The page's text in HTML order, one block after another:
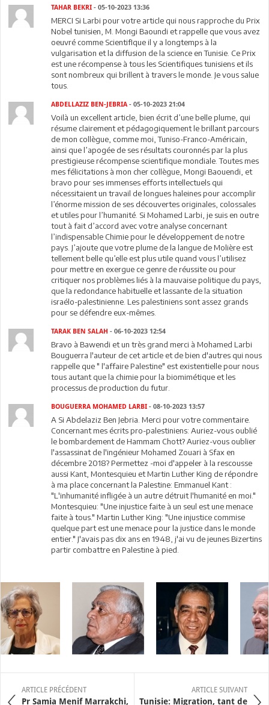
TAHAR BEKRI - 05-10-2023 13:36
MERCI Si Larbi pour votre article qui nous rapproche du Prix
Nobel tunisien, M. Mongi Baoundi et rappelle que vous avez
oeuvré comme ScientifIque il y a longtemps à la
vulgarisation et la diffusion de la science en Tunisie. Ce Prix
est une récompense à tous les Scientifiques tunisiens et ils
sont nombreux qui brillent à travers le monde. Je vous salue
tous.
ABDELLAZIZ BEN-JEBRIA - 05-10-2023 21:04
Voilà un excellent article, bien écrit d’une belle plume, qui
résume clairement et pédagogiquement le brillant parcours
de mon collègue, comme moi, Tuniso-Franco-Américain,
ainsi que l’apogée de ses résultats couronnés par la plus
prestigieuse récompense scientifique mondiale. Toutes mes
mes félicitations à mon cher collègue, Mongi Baouendi, et
bravo pour ses immenses efforts intellectuels qui
nécessitaient un travail de longues haleines pour accomplir
l’énorme mission de ses découvertes originales, colossales
et utiles pour l’humanité. Si Mohamed Larbi, je suis en outre
tout à fait d’accord avec votre analyse concernant
l’indispensable Chimie pour le développement de notre
pays. J’ajoute que votre plume de la langue de Molière est
tellement belle qu’elle est plus utile quand vous l’utilisez
pour mettre en exergue ce genre de réussite ou pour
critiquer nos problèmes liés à la mauvaise politique du pays,
que la redondance habituelle et lassante de la situation
israélo-palestinienne. Les palestiniens sont assez grands
pour se défendre eux-mêmes.
TARAK BEN SALAH - 06-10-2023 12:54
Bravo à Bawendi et un très grand merci à Mohamed Larbi
Bouguerra l'auteur de cet article et de bien d'autres qui nous
rappelle que " l'affaire Palestine" est existentielle pour nous
tous autant que la chimie pour la biomimétique et les
processus de production du futur.
BOUGUERRA MOHAMED LARBI - 08-10-2023 13:57
A Si Abdelaziz Ben Jebria. Merci pour votre commentaire.
Concernant mes écrits pro-palestiniens: Auriez-vous oublié
le bombardement de Hammam Chott? Auriez-vous oublier
l'assassinat de l'ingénieur Mohamed Zouari à Sfax en
décembre 2018? Permettez -moi d'appeler à la rescousse
aussi Kant, Montesquieu et Martin Luther King de répondre
à ma place concernant la Palestine: Emmanuel Kant :
"L'inhumanité infligée à un autre détruit l'humanité en moi."
Montesquieu: "Une injustice faite à un seul est une menace
faite à tous." Martin Luther King: "Une injustice commise
quelque part est une menace pour la justice dans le monde
entier." J'avais pas dix ans en 1948, j'ai vu de jeunes Bizertins
partir combattre en Palestine à pied.
ARTICLE PRÉCÉDENT
Pr Samia Menif Marrakchi,
ARTICLE SUIVANT
Tunisie: Migration, tant de